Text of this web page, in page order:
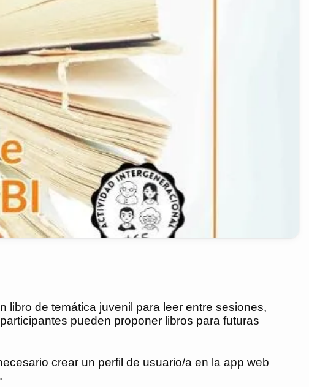
libro de temática juvenil para leer entre sesiones,
pueden proponer libros para futuras
crear un perfil de usuario/a en la app web